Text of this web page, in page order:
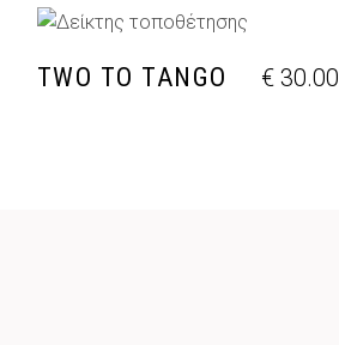
ΠΡΟΣΘΉΚΗ ΣΤΟ ΚΑΛΆΘΙ
TWO TO TANGO €30.00